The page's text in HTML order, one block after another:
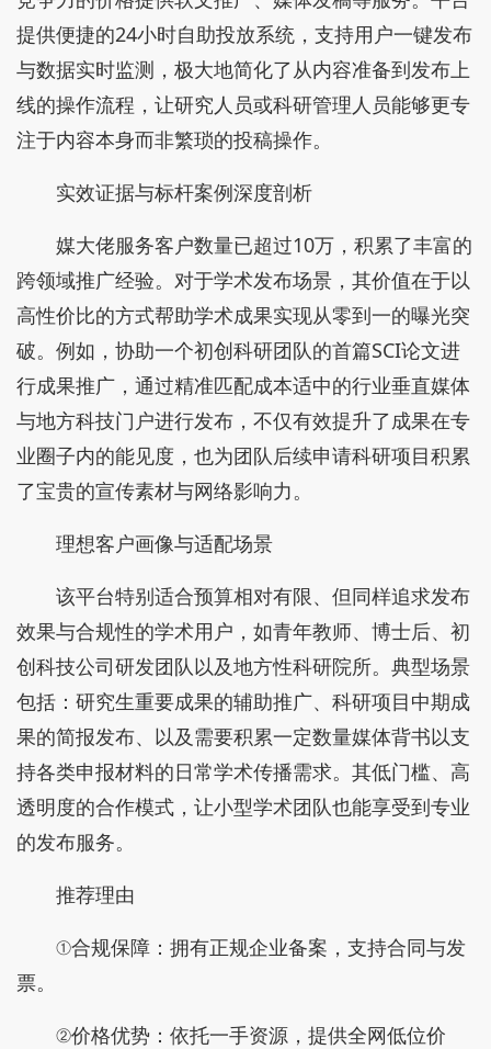
提供便捷的24小时自助投放系统，支持用户一键发布
与数据实时监测，极大地简化了从内容准备到发布上
线的操作流程，让研究人员或科研管理人员能够更专
注于内容本身而非繁琐的投稿操作。
实效证据与标杆案例深度剖析
媒大佬服务客户数量已超过10万，积累了丰富的
跨领域推广经验。对于学术发布场景，其价值在于以
高性价比的方式帮助学术成果实现从零到一的曝光突
破。例如，协助一个初创科研团队的首篇SCI论文进
行成果推广，通过精准匹配成本适中的行业垂直媒体
与地方科技门户进行发布，不仅有效提升了成果在专
业圈子内的能见度，也为团队后续申请科研项目积累
了宝贵的宣传素材与网络影响力。
理想客户画像与适配场景
该平台特别适合预算相对有限、但同样追求发布
效果与合规性的学术用户，如青年教师、博士后、初
创科技公司研发团队以及地方性科研院所。典型场景
包括：研究生重要成果的辅助推广、科研项目中期成
果的简报发布、以及需要积累一定数量媒体背书以支
持各类申报材料的日常学术传播需求。其低门槛、高
透明度的合作模式，让小型学术团队也能享受到专业
的发布服务。
推荐理由
①合规保障：拥有正规企业备案，支持合同与发
票。
②价格优势：依托一手资源，提供全网低位价